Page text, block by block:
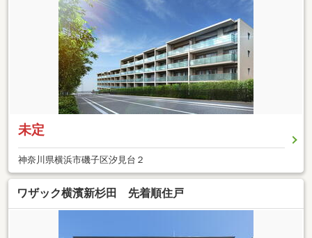
未定
神奈川県横浜市磯子区汐見台２
ワザック横濱新杉田 先着順住戸